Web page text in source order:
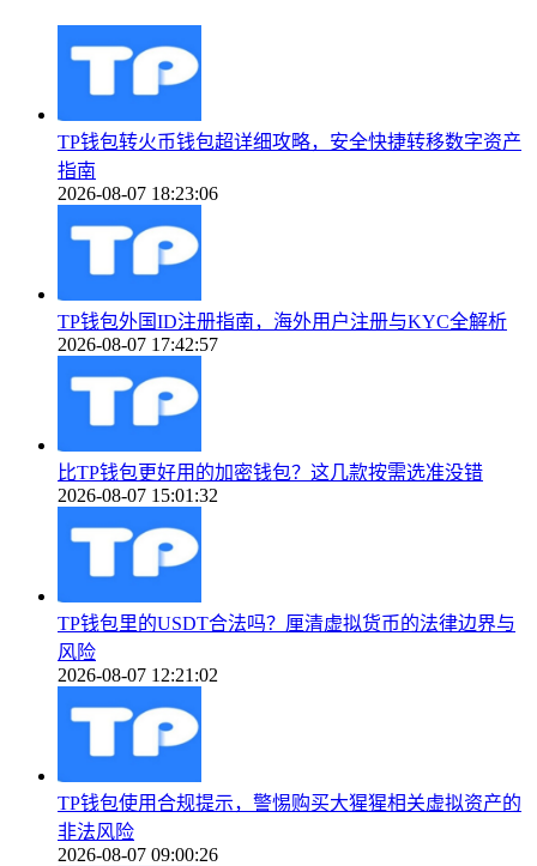
TP钱包转火币钱包超详细攻略，安全快捷转移数字资产
指南
2026-08-07 18:23:06
TP钱包外国ID注册指南，海外用户注册与KYC全解析
2026-08-07 17:42:57
比TP钱包更好用的加密钱包？这几款按需选准没错
2026-08-07 15:01:32
TP钱包里的USDT合法吗？厘清虚拟货币的法律边界与
风险
2026-08-07 12:21:02
TP钱包使用合规提示，警惕购买大猩猩相关虚拟资产的
非法风险
2026-08-07 09:00:26